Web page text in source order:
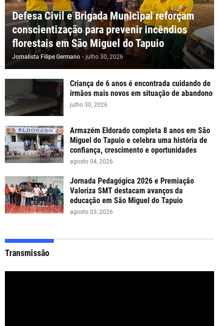
Defesa Civil e Brigada Municipal reforçam
conscientização para prevenir incêndios
florestais em São Miguel do Tapuio
Jornalista Filipe Germano - julho 30, 2026
Criança de 6 anos é encontrada cuidando de
irmãos mais novos em situação de abandono
julho 30, 2026
Armazém Eldorado completa 8 anos em São
Miguel do Tapuio e celebra uma história de
confiança, crescimento e oportunidades
agosto 04, 2026
Jornada Pedagógica 2026 e Premiação
Valoriza SMT destacam avanços da
educação em São Miguel do Tapuio
agosto 03, 2026
Transmissão